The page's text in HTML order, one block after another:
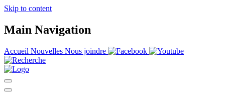
Skip to content
Main Navigation
Accueil Nouvelles Nous joindre